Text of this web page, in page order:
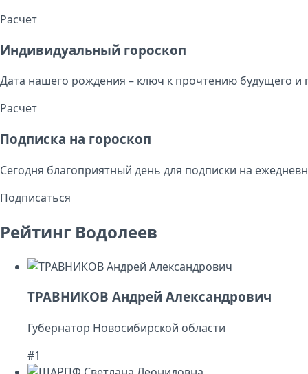
Расчет
Индивидуальный гороскоп
Дата нашего рождения – ключ к прочтению будущего и
Расчет
Подписка на гороскоп
Сегодня благоприятный день для подписки на
Подписаться
Рейтинг Водолеев
ТРАВНИКОВ Андрей Александрович
Губернатор Новосибирской области
#1